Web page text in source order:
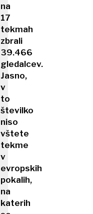
na
17
tekmah
zbrali
39.466
gledalcev.
Jasno,
v
to
številko
niso
vštete
tekme
v
evropskih
pokalih,
na
katerih